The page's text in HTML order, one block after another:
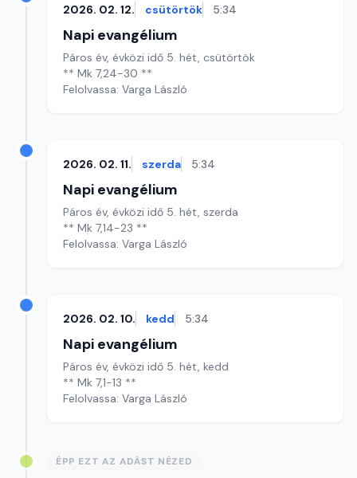
2026. 02. 12. csütörtök 5:34
Napi evangélium
Páros év, évközi idő 5. hét, csütörtök
** Mk 7,24-30 **
Felolvassa: Varga László
2026. 02. 11. szerda 5:34
Napi evangélium
Páros év, évközi idő 5. hét, szerda
** Mk 7,14-23 **
Felolvassa: Varga László
2026. 02. 10. kedd 5:34
Napi evangélium
Páros év, évközi idő 5. hét, kedd
** Mk 7,1-13 **
Felolvassa: Varga László
ÉPP EZT AZ ADÁST NÉZED